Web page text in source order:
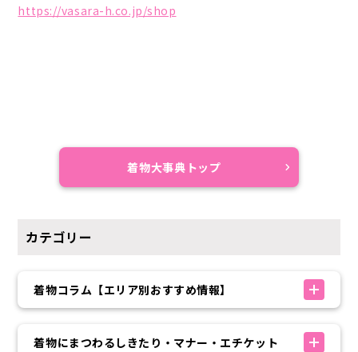
https://vasara-h.co.jp/shop
着物大事典トップ
カテゴリー
着物コラム【エリア別おすすめ情報】
着物にまつわるしきたり・マナー・エチケット